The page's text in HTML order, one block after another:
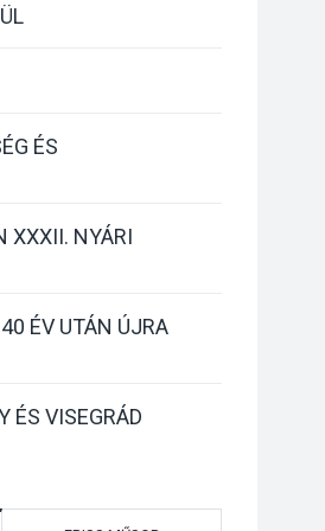
ÉS
XXXII. NYÁRI
ÉV UTÁN ÚJRA
ÉS VISEGRÁD